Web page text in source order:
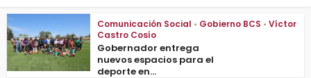
Comunicación Social • Gobierno BCS • Víctor
Castro Cosío
Gobernador entrega
nuevos espacios para el
deporte en...